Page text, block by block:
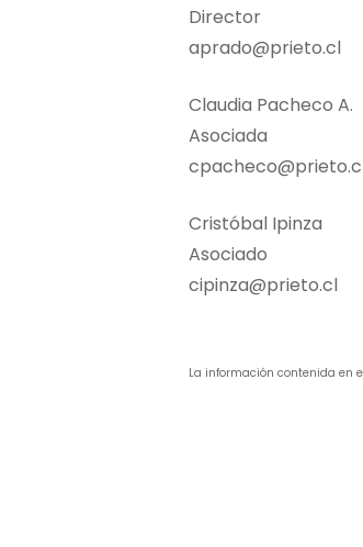
Director
aprado@prieto.cl
Claudia Pacheco A.
Asociada
Cristóbal Ipinza
Asociado
cipinza@prieto.cl
La información contenida en